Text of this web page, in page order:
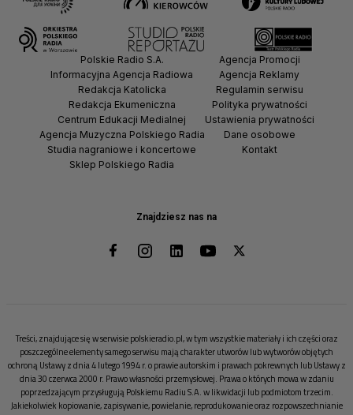
Znajdziesz nas na
Polskie Radio S.A.
Informacyjna Agencja Radiowa
Redakcja Katolicka
Redakcja Ekumeniczna
Centrum Edukacji Medialnej
Agencja Muzyczna Polskiego Radia
Studia nagraniowe i koncertowe
Sklep Polskiego Radia
Agencja Promocji
Agencja Reklamy
Regulamin serwisu
Polityka prywatności
Ustawienia prywatności
Dane osobowe
Kontakt
Treści, znajdujące się w serwisie polskieradio.pl, w tym wszystkie materiały i ich części oraz
poszczególne elementy samego serwisu mają charakter utworów lub wytworów objętych
ochroną Ustawy z dnia 4 lutego 1994 r. o prawie autorskim i prawach pokrewnych lub Ustawy z
dnia 30 czerwca 2000 r. Prawo własności przemysłowej. Prawa o których mowa w zdaniu
poprzedzającym przysługują Polskiemu Radiu S.A. w likwidacji lub podmiotom trzecim.
Jakiekolwiek kopiowanie, zapisywanie, powielanie, reprodukowanie oraz rozpowszechnianie